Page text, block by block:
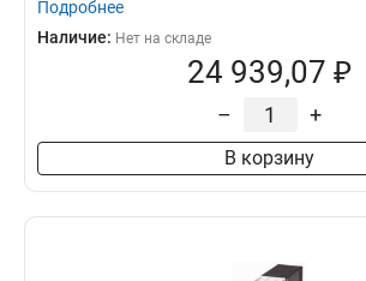
Подробнее
Наличие: Нет на складе
24 939,07 ₽
– +
В корзину